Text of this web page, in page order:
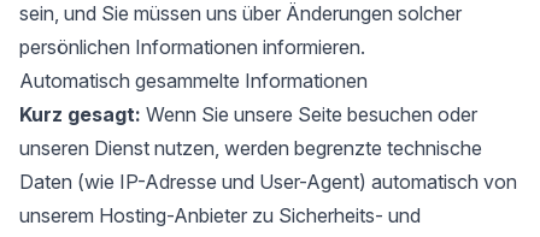
sein, und Sie müssen uns über Änderungen solcher
persönlichen Informationen informieren.
Automatisch gesammelte Informationen
Kurz gesagt: Wenn Sie unsere Seite besuchen oder
unseren Dienst nutzen, werden begrenzte technische
Daten (wie IP-Adresse und User-Agent) automatisch von
unserem Hosting-Anbieter zu Sicherheits- und